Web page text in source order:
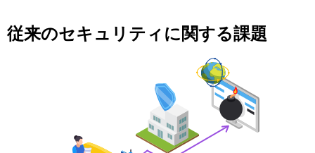
従来のセキュリティに関する課題